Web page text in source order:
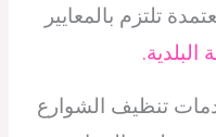
تلتزم بالمعايير
تنظيف الشوارع